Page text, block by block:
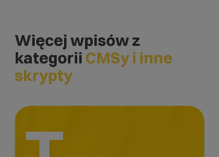
Więcej wpisów z
kategorii CMSy i inne
skrypty